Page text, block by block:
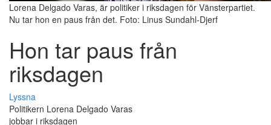
Lorena Delgado Varas, är politiker i riksdagen för Vänsterpartiet.
Nu tar hon en paus från det. Foto: Linus Sundahl-Djerf
Hon tar paus från
riksdagen
Lyssna
Politikern Lorena Delgado Varas
jobbar i riksdagen